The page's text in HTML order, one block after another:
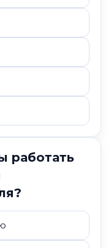
работать